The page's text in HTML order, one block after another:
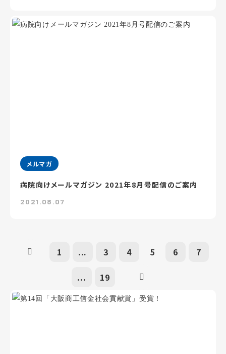
メルマガ
病院向けメールマガジン 2021年8月号配信のご案内
2021.08.07
1 ... 3 4 5 6 7
... 19